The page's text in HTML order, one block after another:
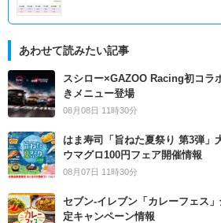
あわせて読みたい記事
スシロー×GAZOO Racing初コラ
きメニュー登場
08月08日 11時30分
はま寿司「旨ねた夏祭り 第3弾」
ウマグロ100円フェア開催情報
08月07日 11時30分
セブン‐イレブン「カレーフェス
定キャンペーン情報